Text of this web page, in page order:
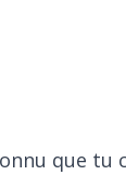
que tu